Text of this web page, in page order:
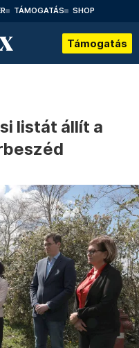
TÁMOGATÁS SHOP
Támogatás
listát állít a